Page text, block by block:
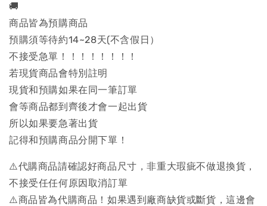
🚚
商品皆為預購商品
預購須等待約14~28天(不含假日）
不接受急單！！！！！！！！
若現貨商品會特別註明
現貨和預購如果在同一筆訂單
會等商品都到齊後才會一起出貨
所以如果要急著出貨
記得和預購商品分開下單！
⚠️代購商品請確認好商品尺寸，非重大瑕疵不做退換貨，
不接受任任何原因取消訂單
⚠️商品皆為代購商品！如果遇到廠商缺貨或斷貨，這邊會